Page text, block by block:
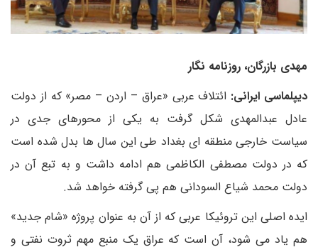
مهدی بازرگان، روزنامه نگار
دیپلماسی ایرانی: ائتلاف عربی «عراق – اردن – مصر» که از دولت
عادل عبدالمهدی شکل گرفت به یکی از محورهای جدی در
سیاست خارجی منطقه ای بغداد طی این سال ها بدل شده است
که در دولت مصطفی الکاظمی هم ادامه داشت و به تبع آن در
دولت محمد شیاع السودانی هم پی گرفته خواهد شد.
ایده اصلی این تروئیکا عربی که از آن به عنوان پروژه «شام جدید»
هم یاد می شود، آن است که عراق یک منبع مهم ثروت نفتی و